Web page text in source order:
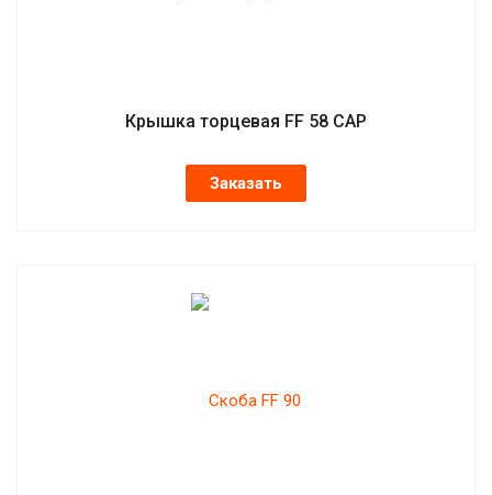
Крышка торцевая FF 58 CAP
Заказать